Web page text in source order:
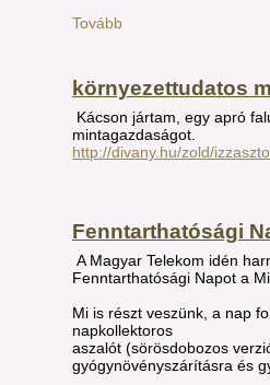
Tovább
környezettudatos
Kácson jártam, egy apró
mintagazdaságot.
http://divany.hu/zold/
Fenntarthatósági
A Magyar Telekom idén
Fenntarthatósági Napot a
Mi is részt veszünk, a nap
napkollektoros
aszalót (sörösdobozos
gyógynövényszárításra és